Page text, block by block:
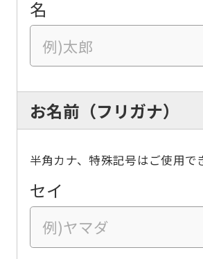
名
お名前（フリガナ）
半角カナ、特殊記号はご使用で
セイ